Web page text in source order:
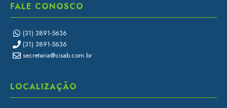
FALE CONOSCO
(31) 3891-5636
(31) 3891-5636
secretaria@cisab.com.br
LOCALIZAÇÃO